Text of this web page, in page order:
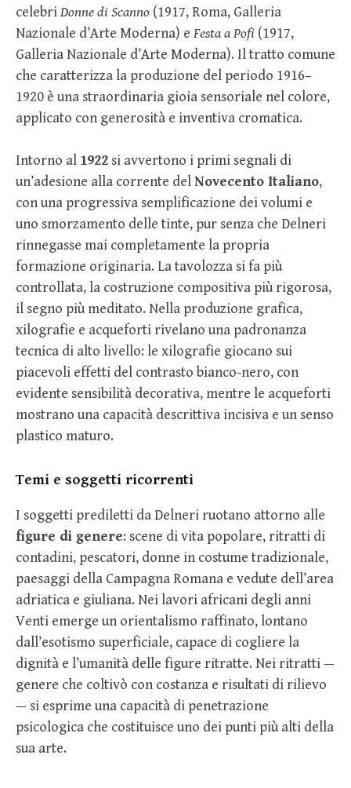
celebriDonne di Scanno (1917, Roma, Galleria
Nazionale d’Arte Moderna) e Festa a Pofi (1917,
Galleria Nazionale d’Arte Moderna). Il tratto comune
che caratterizza la produzione del periodo 1916–
1920 è una straordinaria gioia sensoriale nel colore,
applicato con generosità e inventiva cromatica.
Intorno al 1922 si avvertono i primi segnali di
un’adesione alla corrente delNovecento Italiano,
con una progressiva semplificazione dei volumi e
uno smorzamento delle tinte, pur senza che Delneri
rinnegasse mai completamente la propria
formazione originaria. La tavolozza si fa più
controllata, la costruzione compositiva più rigorosa,
il segno più meditato. Nella produzione grafica,
xilografie e acqueforti rivelano una padronanza
tecnica di alto livello: le xilografie giocano sui
piacevoli effetti del contrasto bianco-nero, con
evidente sensibilità decorativa, mentre le acqueforti
mostrano una capacità descrittiva incisiva e un senso
plastico maturo.
Temi e soggetti ricorrenti
I soggetti prediletti da Delneri ruotano attorno alle
figure di genere: scene di vita popolare, ritratti di
contadini, pescatori, donne in costume tradizionale,
paesaggi della Campagna Romana e vedute dell’area
adriatica e giuliana. Nei lavori africani degli anni
Venti emerge un orientalismo raffinato, lontano
dall’esotismo superficiale, capace di cogliere la
dignità e l’umanità delle figure ritratte. Nei ritratti —
genere che coltivò con costanza e risultati di rilievo
— si esprime una capacità di penetrazione
psicologica che costituisce uno dei punti più alti della
sua arte.